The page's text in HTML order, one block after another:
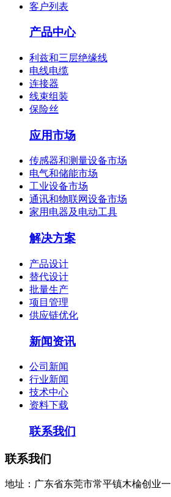
客户列表
产品中心
利兹和三层绝缘线
电线电缆
连接器
线束组装
保险丝
应用市场
传感器和测量设备市场
电气和储能市场
工业设备市场
通讯和物联网设备市场
家用电器及电动工具
解决方案
产品设计
替代设计
批量生产
项目管理
供应链优化
新闻资讯
公司新闻
行业新闻
技术中心
资料下载
联系我们
联系我们
地址：广东省东莞市常平镇木棆创业